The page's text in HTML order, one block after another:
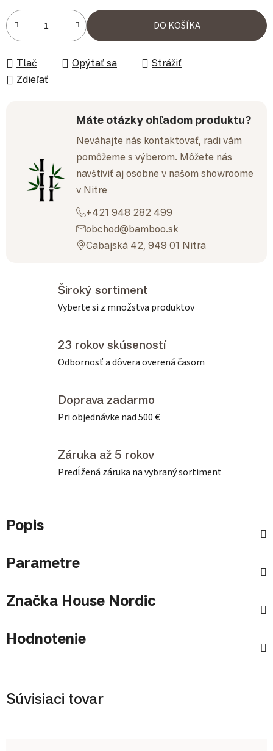
Jednotková cena:
DO KOŠÍKA
Tlač Opýtať sa
Strážiť
Zdieľať
Máte otázky ohľadom produktu?
Neváhajte nás kontaktovať, radi vám
pomôžeme s výberom. Môžete nás
navštíviť aj osobne v našom showroome
v Nitre
+421 948 282 499
obchod@bamboo.sk
Cabajská 42, 949 01 Nitra
Široký sortiment
Vyberte si z množstva produktov
23 rokov skúseností
Odbornosť a dôvera overená časom
Doprava zadarmo
Pri objednávke nad 500 €
Záruka až 5 rokov
Predĺžená záruka na vybraný sortiment
Popis
Parametre
Značka House Nordic
Hodnotenie
Súvisiaci tovar